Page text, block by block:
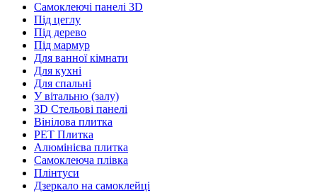
Самоклеючі панелі 3D
Під цеглу
Під дерево
Під мармур
Для ванної кімнати
Для кухні
Для спальні
У вітальню (залу)
3D Стельові панелі
Вінілова плитка
PET Плитка
Алюмінієва плитка
Самоклеюча плівка
Плінтуси
Дзеркало на самоклейці